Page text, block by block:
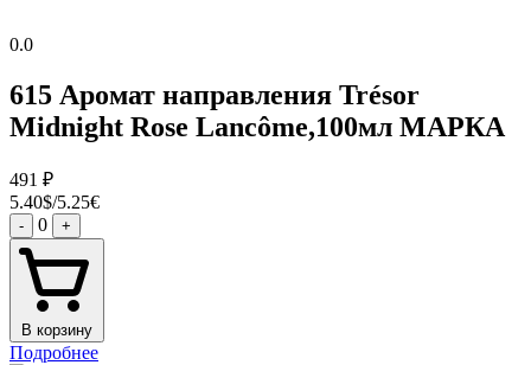
0.0
615 Аромат направления Trésor
Midnight Rose Lancôme,100мл МАРКА
491 ₽
5.40$/5.25€
- 0 +
В корзину
Подробнее